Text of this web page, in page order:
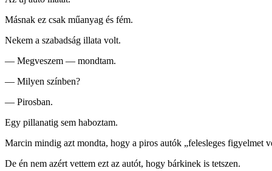
Másnak ez csak műanyag és fém.
Nekem a szabadság illata volt.
— Megveszem — mondtam.
— Milyen színben?
— Pirosban.
Egy pillanatig sem haboztam.
Marcin mindig azt mondta, hogy a piros autók „felesleges figyelmet
De én nem azért vettem ezt az autót, hogy bárkinek is tetszen.